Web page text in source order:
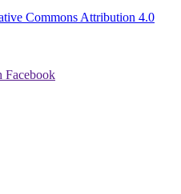
Commons Attribution 4.0
Facebook